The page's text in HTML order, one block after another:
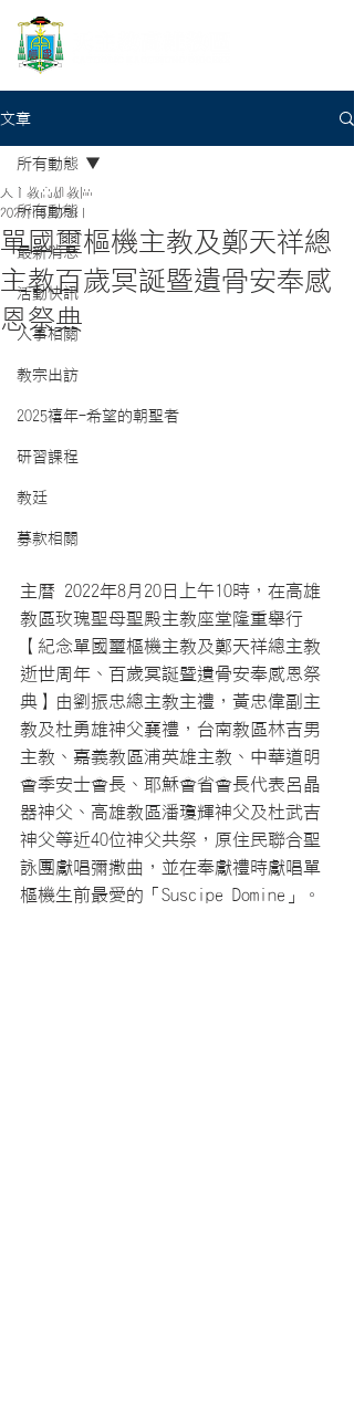
文章
所有動態
最新消息
活動快訊
人事相關
教宗出訪
2025禧年-希望的朝聖者
研習課程
教廷
募款相關
所有動態
單國璽樞機主教及鄭天祥總
主教百歲冥誕暨遺骨安奉感
恩祭典
天主教高雄教區
2022年8月23日
主曆 2022年8月20日上午10時，在高雄
教區玫瑰聖母聖殿主教座堂隆重舉行
【紀念單國璽樞機主教及鄭天祥總主教
逝世周年、百歲冥誕暨遺骨安奉感恩祭
典】由劉振忠總主教主禮，黃忠偉副主
教及杜勇雄神父襄禮，台南教區林吉男
主教、嘉義教區浦英雄主教、中華道明
會季安士會長、耶穌會省會長代表呂晶
器神父、高雄教區潘瓊輝神父及杜武吉
神父等近40位神父共祭，原住民聯合聖
詠團獻唱彌撒曲，並在奉獻禮時獻唱單
樞機生前最愛的「Suscipe Domine」。